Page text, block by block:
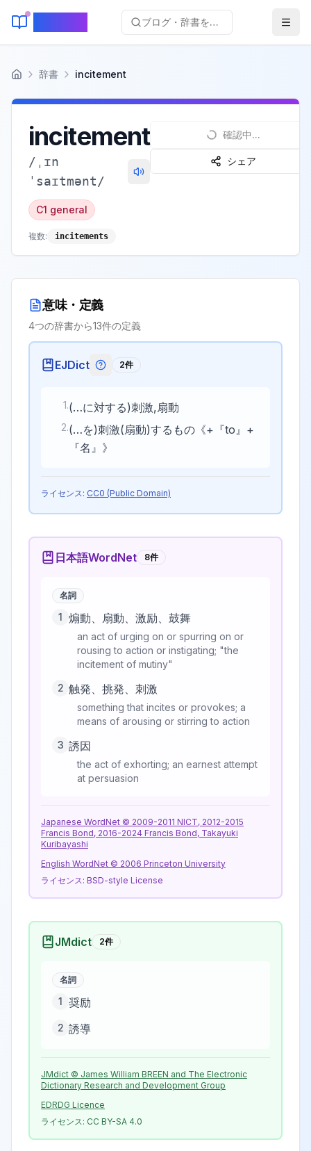
ブログ・辞書を検索...
ホーム 辞書 incitement
incitement
/ ˌɪn
ˈsaɪtmənt/
C1 general
複数: incitements
確認中...
シェア
意味・定義
4つの辞書から13件の定義
EJDict EJDictの記号説明
2件
1.(…に対する)刺激,扇動
2.(…を)刺激(扇動)するもの《+『to』+
『名』》
ライセンス: CC0 (Public Domain)
日本語WordNet 8件
名詞
1 煽動、扇動、激励、鼓舞
an act of urging on or spurring on or
rousing to action or instigating; "the
incitement of mutiny"
2 触発、挑発、刺激
something that incites or provokes; a
means of arousing or stirring to action
3 誘因
the act of exhorting; an earnest attempt
at persuasion
Japanese WordNet © 2009-2011 NICT, 2012-2015
Francis Bond, 2016-2024 Francis Bond, Takayuki
Kuribayashi
English WordNet © 2006 Princeton University
ライセンス: BSD-style License
JMdict 2件
名詞
1 奨励
2 誘導
JMdict © James William BREEN and The Electronic
Dictionary Research and Development Group
EDRDG Licence
ライセンス: CC BY-SA 4.0